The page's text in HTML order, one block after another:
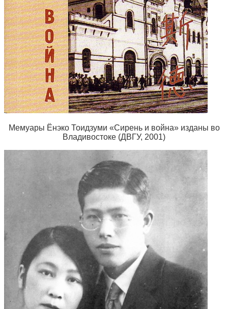
Мемуары Ёнэко Тоидзуми «Сирень и война» изданы во
Владивостоке (ДВГУ, 2001)